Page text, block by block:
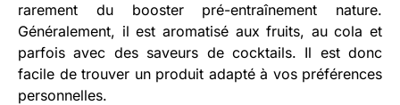
rarement du booster pré-entraînement nature.
Généralement, il est aromatisé aux fruits, au cola et
parfois avec des saveurs de cocktails. Il est donc
facile de trouver un produit adapté à vos préférences
personnelles.